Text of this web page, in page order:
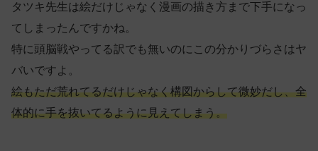
タツキ先生は絵だけじゃなく漫画の描き方まで下手になっ
てしまったんですかね。
特に頭脳戦やってる訳でも無いのにこの分かりづらさはヤ
バいですよ。
絵もただ荒れてるだけじゃなく構図からして微妙だし、全
体的に手を抜いてるように見えてしまう。